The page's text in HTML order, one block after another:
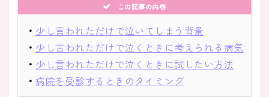
この記事の内容
・ 少し言われただけで泣いてしまう背景
・ 少し言われただけで泣くときに考えられる病気
・ 少し言われただけで泣くときに試したい方法
・ 病院を受診するときのタイミング